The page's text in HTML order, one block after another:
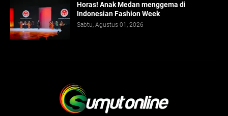
Horas! Anak Medan menggema di
Indonesian Fashion Week
Sabtu, Agustus 01, 2026